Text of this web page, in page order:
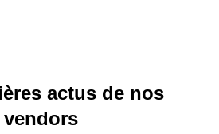
actus de nos
vendors